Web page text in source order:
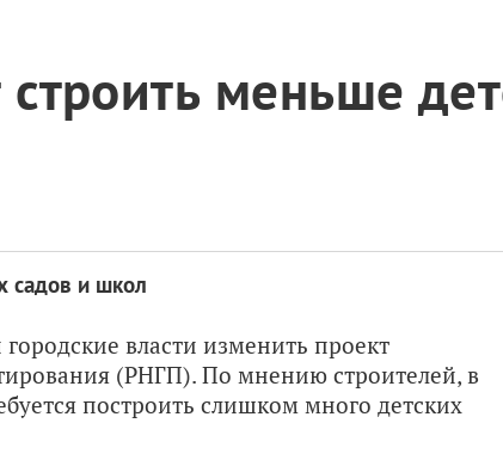
меньше
садов и школ
власти изменить проект
(РНГП). По мнению строителей, в
построить слишком много детских